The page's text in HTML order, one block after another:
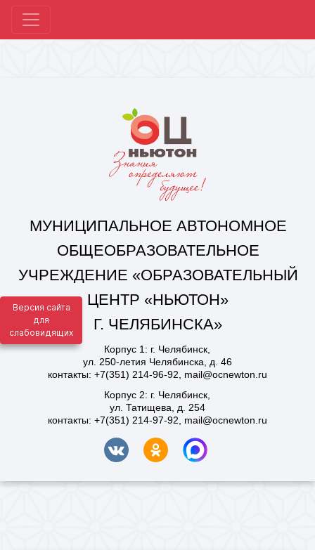
Версия сайта
для
слабовидящих
Корпус 1: г. Челябинск,
ул. 250-летия Челябинска, д. 46
Корпус 2: г. Челябинск,
контакты: +7(351) 214-97-92, mail@ocnewton.ru
МУНИЦИПАЛЬНОЕ АВТОНОМНОЕ
ОБЩЕОБРАЗОВАТЕЛЬНОЕ
УЧРЕЖДЕНИЕ «ОБРАЗОВАТЕЛЬНЫЙ
Г. ЧЕЛЯБИНСКА»